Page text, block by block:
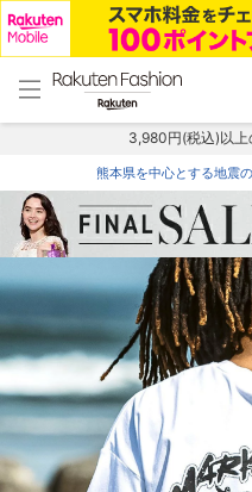
menu home
トップ
3,980円(税込)以上
熊本県を中心とする地震